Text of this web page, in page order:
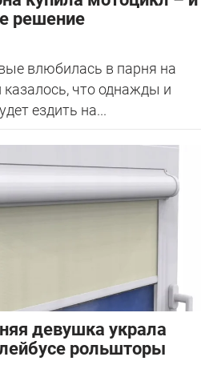
решение
влюбилась в парня на
казалось, что однажды и
ездить на...
девушка украла
рольшторы